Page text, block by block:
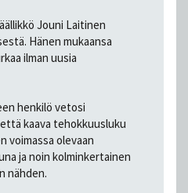
Jouni Laitinen
Hänen mukaansa
ilman uusia
henkilö vetosi
kaava tehokkuusluku
voimassa olevaan
ja noin kolminkertainen
nähden.